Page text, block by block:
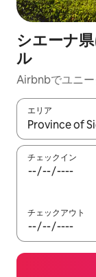
シエーナ
ル
Airbnbでユニ
エリア
検索結果が表
チェックイン
チェックアウト